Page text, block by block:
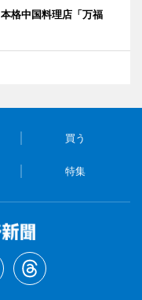
格中国料理店「万福
買う
特集